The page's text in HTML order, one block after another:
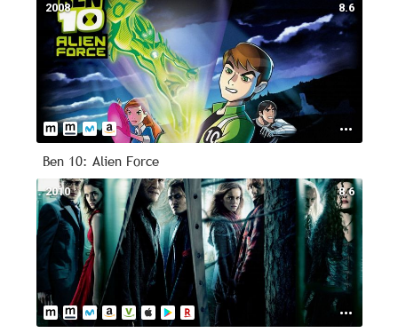
8.6
2008
Ben 10: Alien Force
8.6
2010